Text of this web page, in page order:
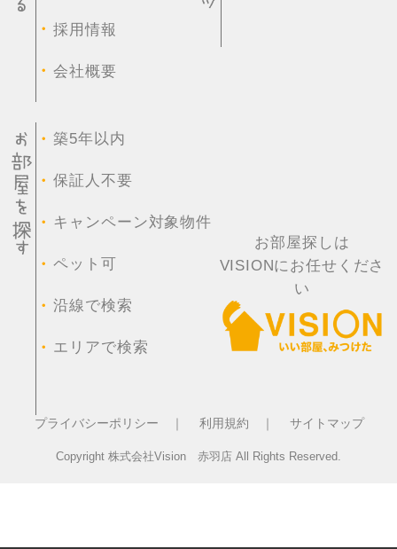
・採用情報
・会社概要
・築5年以内
・保証人不要
・ キャンペーン対象物件
・ペット可
・沿線で検索
・ エリアで検索
お部屋探しは
VISIONにお任せくださ
い
プライバシーポリシー ｜ 利用規約 ｜ サイトマップ
Copyright 株式会社Vision 赤羽店 All Rights Reserved.